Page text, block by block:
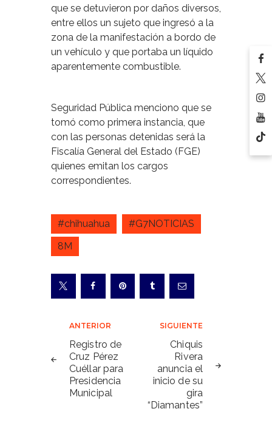
que se detuvieron por daños diversos,
entre ellos un sujeto que ingresó a la
zona de la manifestación a bordo de
un vehículo y que portaba un líquido
aparentemente combustible.
Seguridad Pública menciono que se
tomó como primera instancia, que
con las personas detenidas será la
Fiscalía General del Estado (FGE)
quienes emitan los cargos
correspondientes.
#chihuahua
#G7NOTICIAS
8M
Navegación
de
entradas
ANTERIOR
Registro de
Cruz Pérez
Cuéllar para
Presidencia
Municipal
SIGUIENTE
Chiquis
Rivera
anuncia el
inicio de su
gira
“Diamantes”